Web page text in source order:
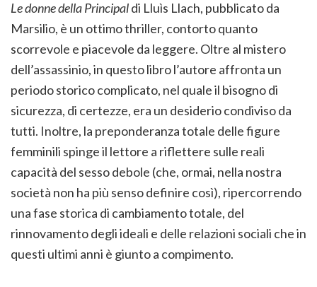
Le donne della Principaldi Lluìs Llach, pubblicato da
Marsilio, è un ottimo thriller, contorto quanto
scorrevole e piacevole da leggere. Oltre al mistero
dell’assassinio, in questo libro l’autore affronta un
periodo storico complicato, nel quale il bisogno di
sicurezza, di certezze, era un desiderio condiviso da
tutti. Inoltre, la preponderanza totale delle figure
femminili spinge il lettore a riflettere sulle reali
capacità del sesso debole (che, ormai, nella nostra
società non ha più senso definire così), ripercorrendo
una fase storica di cambiamento totale, del
rinnovamento degli ideali e delle relazioni sociali che in
questi ultimi anni è giunto a compimento.